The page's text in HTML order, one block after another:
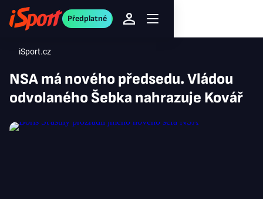
Předplatné
iSport.cz
NSA má nového předsedu. Vládou
odvolaného Šebka nahrazuje Kovář